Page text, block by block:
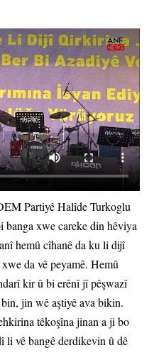
Partiyê Halîde Turkoglu
xwe careke din hêviya
hemû cîhanê da ku li dijî
da vê peyamê. Hemû
kir û bi erênî jî pêşwazî
jin wê aştiyê ava bikin.
têkoşîna jinan a ji bo
vê bangê derdikevin û dê